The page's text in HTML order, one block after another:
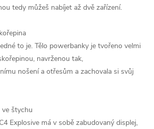
tedy můžeš nabíjet až dvě zařízení.
to je. Tělo powerbanky je tvořeno velmi
navrženou tak,
nošení a otřesům a zachovala si svůj
ve štychu
Explosive má v sobě zabudovaný displej,